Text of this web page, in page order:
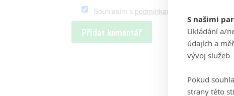
Souhlasím s podmínkami
S našimi
Ukládání a/
údajích a
vývoj služeb
Pokud
strany této